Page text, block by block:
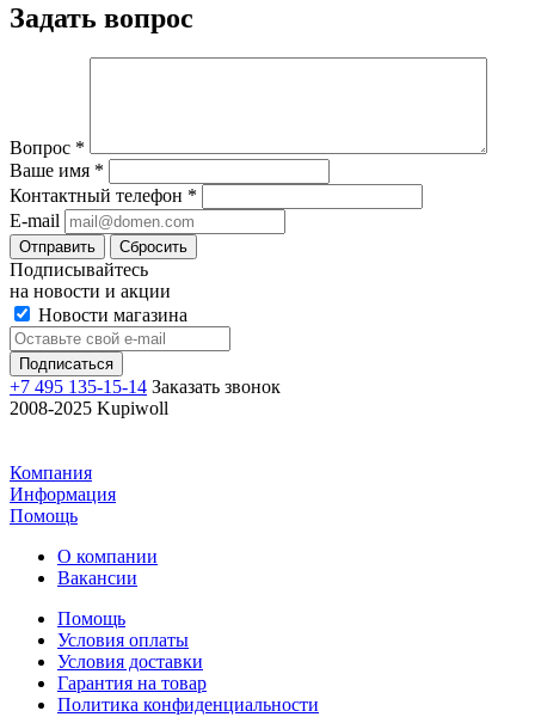
Задать вопрос
Вопрос *
Ваше имя *
Контактный телефон *
E-mail
Отправить Сбросить
Подписывайтесь
на новости и акции
Новости магазина
+7 495 135-15-14 Заказать звонок
2008-2025 Kupiwoll
Компания
Информация
Помощь
О компании
Вакансии
Помощь
Условия оплаты
Условия доставки
Гарантия на товар
Политика конфиденциальности